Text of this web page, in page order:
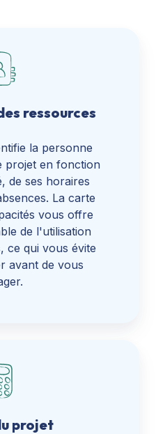
ressources
la personne
projet en fonction
de ses horaires
La carte
vous offre
de l'utilisation
ce qui vous évite
avant de vous
projet